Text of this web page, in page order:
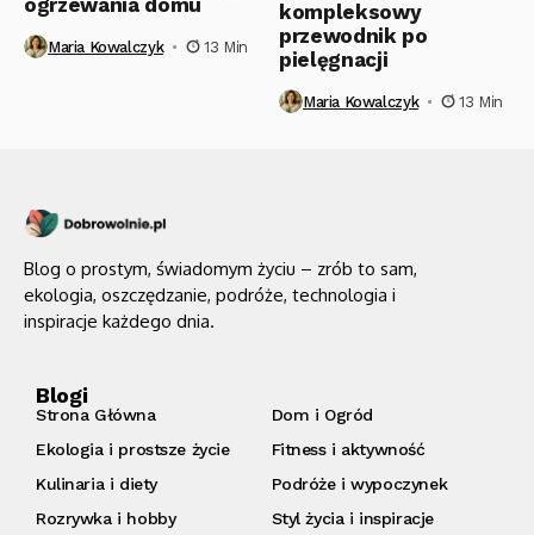
ogrzewania domu
Maria Kowalczyk 13 Min
kompleksowy
przewodnik po
pielęgnacji
Maria Kowalczyk 13 Min
Blog o prostym, świadomym życiu – zrób to sam,
ekologia, oszczędzanie, podróże, technologia i
inspiracje każdego dnia.
Blogi
Strona Główna
Dom i Ogród
Ekologia i prostsze życie
Fitness i aktywność
Kulinaria i diety
Podróże i wypoczynek
Rozrywka i hobby
Styl życia i inspiracje